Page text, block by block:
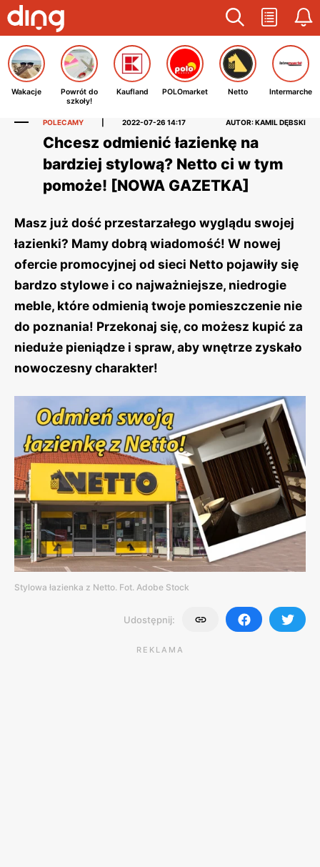
Wakacje
Powrót do
szkoły!
Kaufland POLOmarket Netto Intermarche
POLECAMY 2022-07-26 14:17 AUTOR: KAMIL DĘBSKI
Chcesz odmienić łazienkę na
bardziej stylową? Netto ci w tym
pomoże! [NOWA GAZETKA]
Masz już dość przestarzałego wyglądu swojej
łazienki? Mamy dobrą wiadomość! W nowej
ofercie promocyjnej od sieci Netto pojawiły się
bardzo stylowe i co najważniejsze, niedrogie
meble, które odmienią twoje pomieszczenie nie
do poznania! Przekonaj się, co możesz kupić za
nieduże pieniądze i spraw, aby wnętrze zyskało
nowoczesny charakter!
Stylowa łazienka z Netto. Fot. Adobe Stock
Udostępnij:
REKLAMA